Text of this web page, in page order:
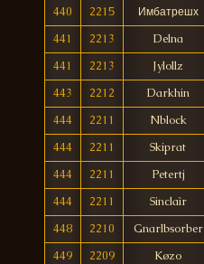
440 2215
Имбатрешх
441
2213
Delna
441
2213
Jylollz
443
2212
Darkhin
444
2211
Nblock
444
2211
Skiprat
444
2211
Petertj
444
2211
Sinclaìr
448
2210
Gnarlbsorber
449
2209
Køzo